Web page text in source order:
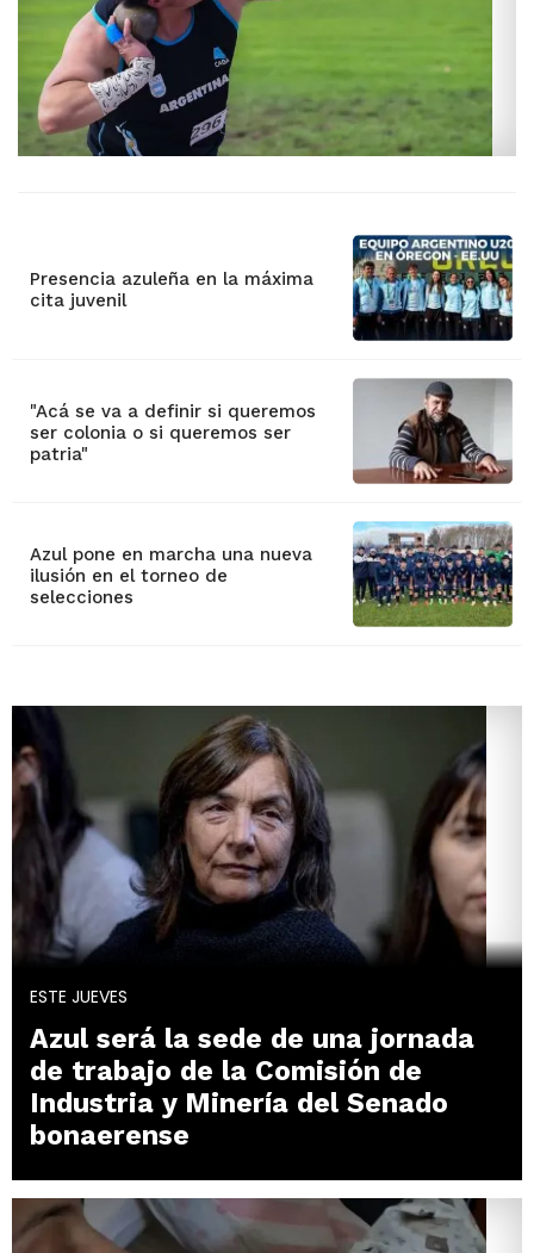
Presencia azuleña en la máxima
cita juvenil
"Acá se va a definir si queremos
ser colonia o si queremos ser
patria"
Azul pone en marcha una nueva
ilusión en el torneo de
selecciones
ESTE JUEVES
Azul será la sede de una jornada
de trabajo de la Comisión de
Industria y Minería del Senado
bonaerense